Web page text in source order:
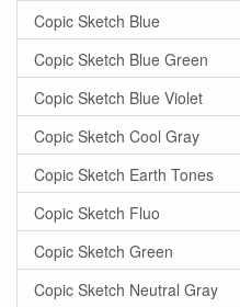
Copic Sketch Blue
Copic Sketch Blue Green
Copic Sketch Blue Violet
Copic Sketch Cool Gray
Copic Sketch Earth Tones
Copic Sketch Fluo
Copic Sketch Green
Copic Sketch Neutral Gray